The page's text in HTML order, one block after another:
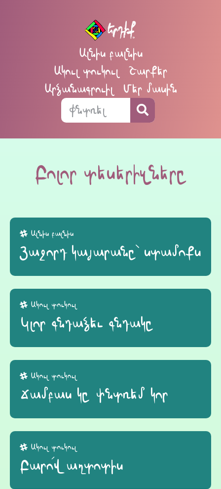
Ալնիս բալնիս
Ակուլ տուկուլ
Շարքեր
Արձանագրուիլ
Մեր մասին
Բոլոր տեսերիզները
Ալնիս բալնիս
Յաջորդ կայարանը՝ ստամոքս
Ակուլ տուկուլ
Կլոր գնդաձեւ գնդակը
Ակուլ տուկուլ
Ճամբաս կը փնտռեմ կոր
Ակուլ տուկուլ
Բարո՛վ աղտոտիս